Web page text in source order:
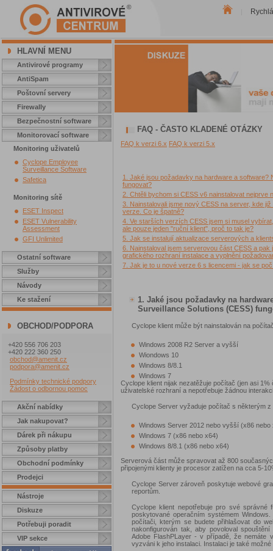
HLAVNÍ MENU
Antivirové programy
AntiSpam
Poštovní servery
Firewally
Bezpečnostní software
Monitorovací software
Monitoring uživatelů
Cyclope Employee
Surveillance Software
Safetica
Monitoring sítě
ESET Inspect
ESET Vulnerability
Assessment
GFI Unlimited
Ostatní software
Služby
Návody
Ke stažení
OBCHOD/PODPORA
+420 556 706 203
+420 222 360 250
obchod@amenit.cz
podpora@amenit.cz
Podmínky technické podpory
Žádost o odbornou pomoc
Akční nabídky
Jak nakupovat?
Dárek při nákupu
Způsoby platby
Obchodní podmínky
Prodejci
Nástroje
Diskuze
Potřebuji poradit
VIP sekce
FAQ - ČASTO KLADENÉ OTÁZKY
FAQ k verzi 6.x FAQ k verzi 5.x
1. Jaké jsou požadavky na hardware a software?
fungovat?
2. Chtěli bychom si CESS v6 nainstalovat nejprve
3. Nainstalovali jsme nový CESS na server, kde
verze. Co je špatně?
4. Ve starších verzích CESS jsem si musel
ale pouze jeden "ruční klient", proč to tak je?
5. Jak se instalují aktualizace serverových a
6. Nainstaloval jsem serverovou část CESS a
grafického rozhraní instalace a vyplnění
7. Jak je to u nové verze 6 s licencemi - jak se
1. Jaké jsou požadavky na
Surveillance Solutions (CESS)
Cyclope klient může být nainstalován na
Windows 2008 R2 Server a vyšší
Wiondows 10
Windows 8/8.1
Windows 7
Cyclope klient nijak nezatěžuje počítač (jen asi
uživatelské rozhraní a nepotřebuje žádnou
Cyclope Server vyžaduje počítač s některým
Windows Server 2012 nebo vyšší (x86 nebo
Windows 7 (x86 nebo x64)
Windows 8/8.1 (x86 nebo x64)
Serverová část může spravovat až 800
připojenými klienty je procesor zatížen na cca 5-
Cyclope Server zároveň poskytuje webové
reportům.
Cyclope klient nepotřebuje pro své
poskytované operačním systémem
počítači, kterým se budete přihlašovat do
nakonfigurován tak, aby povoloval
Adobe FlashPLayer - v případě, že nemáte
vyzváni k jeho instalaci. Instalaci je také